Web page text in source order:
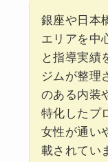
銀座や日本
エリアを中
と指導実績
ジムが整理
のある内装
特化したプ
女性が通い
載されてい